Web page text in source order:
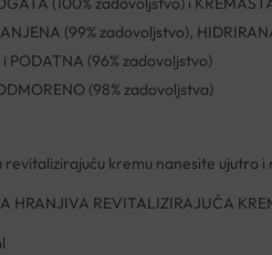
(99% zadovoljstvo),
i PODATNA (96% zadovoljstvo)
(98% zadovoljstva)
revitalizirajuću kremu nanesite ujutro
HRANJIVA REVITALIZIRAJUĆA